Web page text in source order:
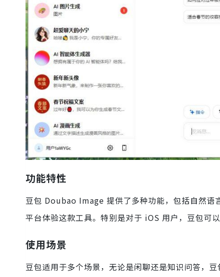
功能特性
豆包 Doubao Image 提供了多种功能，包括自然语
平台体验这款工具。特别是对于 iOS 用户，豆包
使用场景
豆包适用于多个场景，无论是闲聊还是知识问答，